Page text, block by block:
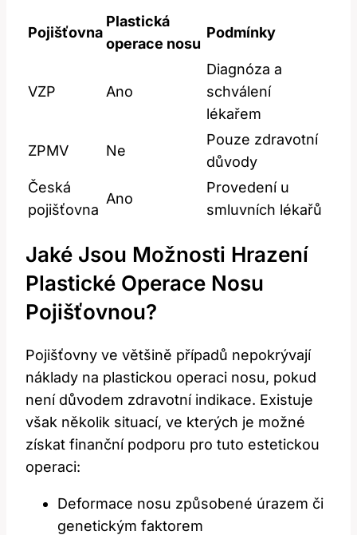
Pojišťovna
Plastická
operace nosu
Podmínky
VZP Ano
Diagnóza a
schválení
lékařem
ZPMV Ne
Pouze zdravotní⁤
důvody
Česká
pojišťovna
Ano
Provedení u
smluvních lékařů
Jaké Jsou ⁤možnosti Hrazení
Plastické⁢ Operace Nosu​
Pojišťovnou?
Pojišťovny ve většině případů nepokrývají
⁣náklady‍ na plastickou ⁤operaci nosu, pokud
není důvodem zdravotní indikace. ⁣Existuje
však⁢ několik situací, ve ‍kterých⁤ je možné
získat‍ finanční podporu​ pro tuto estetickou
operaci:
Deformace nosu ‍způsobené úrazem ⁣či
genetickým faktorem